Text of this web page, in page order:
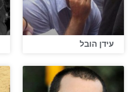
עידן הובל